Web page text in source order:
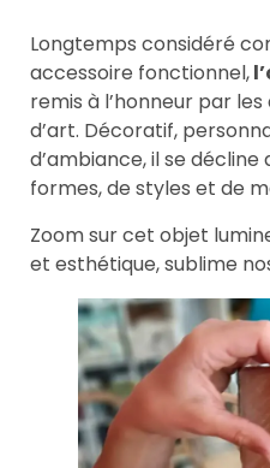
Longtemps considéré
accessoire fonctionnel,
remis à l’honneur par
d’art. Décoratif,
d’ambiance, il se décline
formes, de styles et de
Zoom sur cet objet
et esthétique, sublime